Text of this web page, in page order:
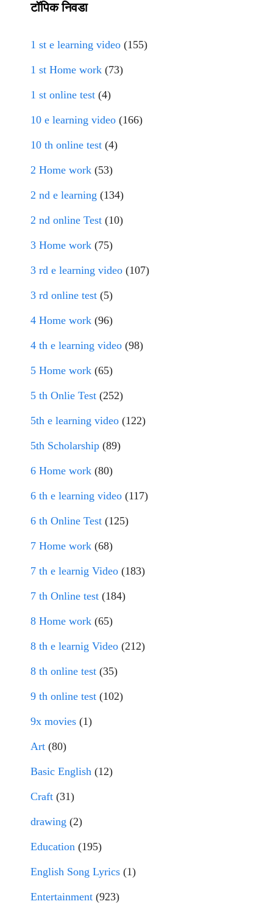
टॉपिक निवडा
1 st e learning video (155)
1 st Home work (73)
1 st online test (4)
10 e learning video (166)
10 th online test (4)
2 Home work (53)
2 nd e learning (134)
2 nd online Test (10)
3 Home work (75)
3 rd e learning video (107)
3 rd online test (5)
4 Home work (96)
4 th e learning video (98)
5 Home work (65)
5 th Onlie Test (252)
5th e learning video (122)
5th Scholarship (89)
6 Home work (80)
6 th e learning video (117)
6 th Online Test (125)
7 Home work (68)
7 th e learnig Video (183)
7 th Online test (184)
8 Home work (65)
8 th e learnig Video (212)
8 th online test (35)
9 th online test (102)
9x movies (1)
Art (80)
Basic English (12)
Craft (31)
drawing (2)
Education (195)
English Song Lyrics (1)
Entertainment (923)